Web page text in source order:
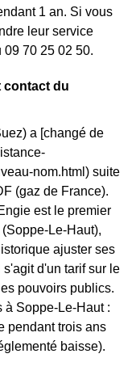
1 an. Si vous
leur service
70 25 02 50.
contact du
a [changé de
nom.html) suite
(gaz de France).
est le premier
Le-Haut),
ajuster ses
d'un tarif sur le
pouvoirs publics.
à Soppe-Le-Haut :
pendant trois ans
baisse).